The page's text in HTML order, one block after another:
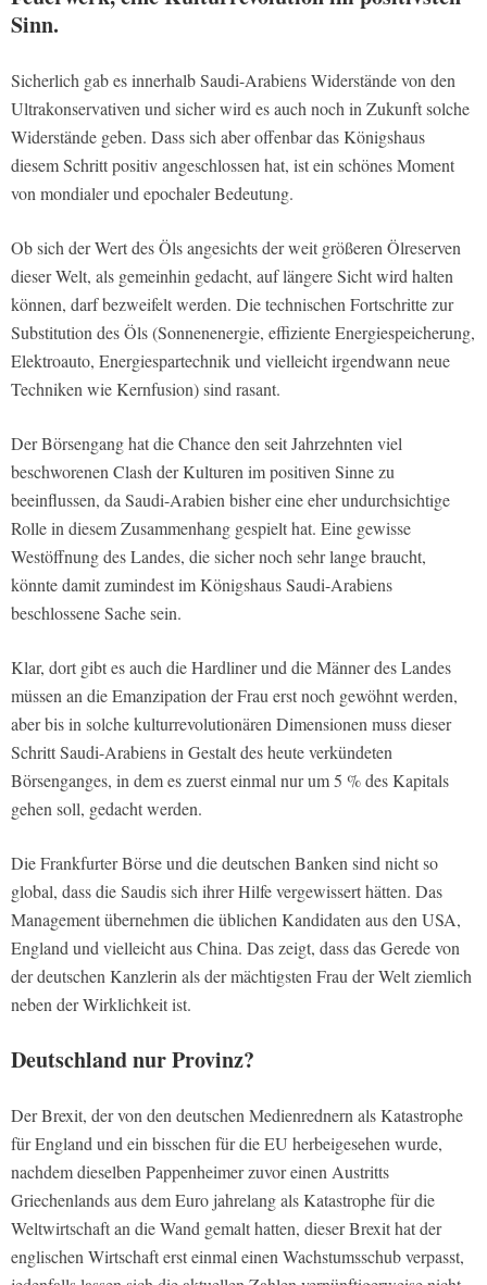
Sinn.
Sicherlich gab es innerhalb Saudi-Arabiens Widerstände von den
Ultrakonservativen und sicher wird es auch noch in Zukunft solche
Widerstände geben. Dass sich aber offenbar das Königshaus
diesem Schritt positiv angeschlossen hat, ist ein schönes Moment
von mondialer und epochaler Bedeutung.
Ob sich der Wert des Öls angesichts der weit größeren Ölreserven
dieser Welt, als gemeinhin gedacht, auf längere Sicht wird halten
können, darf bezweifelt werden. Die technischen Fortschritte zur
Substitution des Öls (Sonnenenergie, effiziente Energiespeicherung,
Elektroauto, Energiespartechnik und vielleicht irgendwann neue
Techniken wie Kernfusion) sind rasant.
Der Börsengang hat die Chance den seit Jahrzehnten viel
beschworenen Clash der Kulturen im positiven Sinne zu
beeinflussen, da Saudi-Arabien bisher eine eher undurchsichtige
Rolle in diesem Zusammenhang gespielt hat. Eine gewisse
Westöffnung des Landes, die sicher noch sehr lange braucht,
könnte damit zumindest im Königshaus Saudi-Arabiens
beschlossene Sache sein.
Klar, dort gibt es auch die Hardliner und die Männer des Landes
müssen an die Emanzipation der Frau erst noch gewöhnt werden,
aber bis in solche kulturrevolutionären Dimensionen muss dieser
Schritt Saudi-Arabiens in Gestalt des heute verkündeten
Börsenganges, in dem es zuerst einmal nur um 5 % des Kapitals
gehen soll, gedacht werden.
Die Frankfurter Börse und die deutschen Banken sind nicht so
global, dass die Saudis sich ihrer Hilfe vergewissert hätten. Das
Management übernehmen die üblichen Kandidaten aus den USA,
England und vielleicht aus China. Das zeigt, dass das Gerede von
der deutschen Kanzlerin als der mächtigsten Frau der Welt ziemlich
neben der Wirklichkeit ist.
Deutschland nur Provinz?
Der Brexit, der von den deutschen Medienrednern als Katastrophe
für England und ein bisschen für die EU herbeigesehen wurde,
nachdem dieselben Pappenheimer zuvor einen Austritts
Griechenlands aus dem Euro jahrelang als Katastrophe für die
Weltwirtschaft an die Wand gemalt hatten, dieser Brexit hat der
englischen Wirtschaft erst einmal einen Wachstumsschub verpasst,